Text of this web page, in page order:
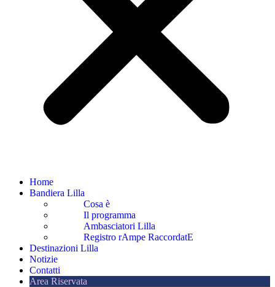
Home
Bandiera Lilla
Cosa è
Il programma
Ambasciatori Lilla
Registro rAmpe RaccordatE
Destinazioni Lilla
Notizie
Contatti
Area Riservata